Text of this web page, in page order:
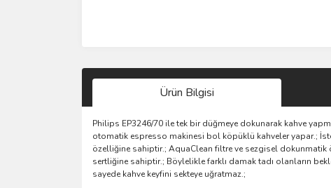
Ürün Bilgisi
Philips EP3246/70 ile tek bir düğmeye dokunarak kahve
otomatik espresso makinesi bol köpüklü kahveler yapar.;
özelliğine sahiptir.; AquaClean filtre ve sezgisel dokunmatik
sertliğine sahiptir.; Böylelikle farklı damak tadı olanların
sayede kahve keyfini sekteye uğratmaz.;